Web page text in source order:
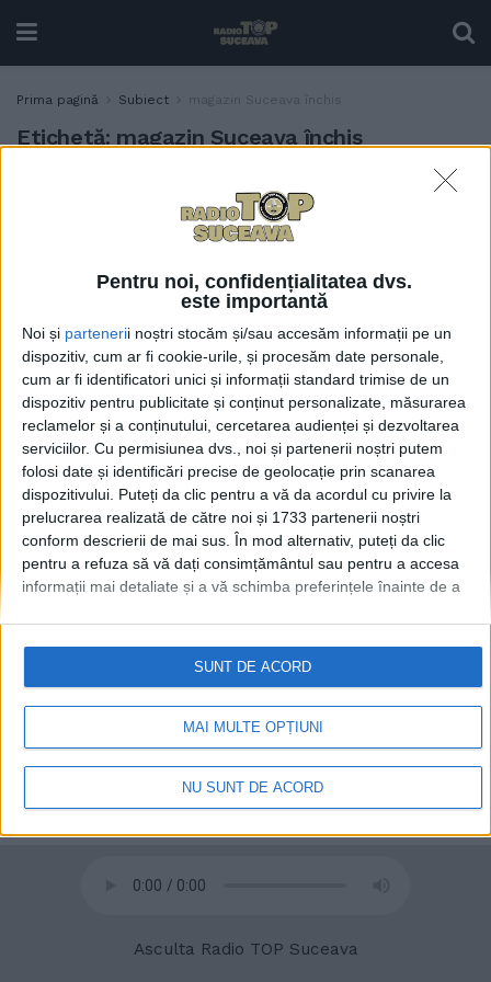
Pentru noi, confidențialitatea dvs.
este importantă
Noi și partenerii noștri stocăm și/sau accesăm informații pe un
dispozitiv, cum ar fi cookie-urile, și procesăm date personale,
cum ar fi identificatori unici și informații standard trimise de un
dispozitiv pentru publicitate și conținut personalizate, măsurarea
reclamelor și a conținutului, cercetarea audienței și dezvoltarea
serviciilor. Cu permisiunea dvs., noi și partenerii noștri putem
folosi date și identificări precise de geolocație prin scanarea
dispozitivului. Puteți da clic pentru a vă da acordul cu privire la
prelucrarea realizată de către noi și 1733 partenerii noștri
conform descrierii de mai sus. În mod alternativ, puteți da clic
pentru a refuza să vă dați consimțământul sau pentru a accesa
informații mai detaliate și a vă schimba preferințele înainte de a
retrageți consimțământul în orice moment, revenind la acest site
și făcând clic pe butonul "Confidențialitate" din partea de jos a
paginii web.
MAI MULTE OPȚIUNI
NU SUNT DE ACORD
SUNT DE ACORD
Prima pagină Subiect magazin Suceava închis
Etichetă: magazin Suceava închis
Un magazin din cartierul
sucevean Zamca, închis
pentru 30 de zile fiindcă a
5 MARTIE, 2025
© 2020 Radio TOP Suceava 104 FM
Asculta Radio TOP Suceava